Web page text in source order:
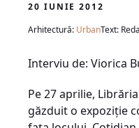
20 IUNIE 2012
Arhitectură: UrbanText:
Interviu de: Viorica
Pe 27 aprilie,
găzduit o expoziţie